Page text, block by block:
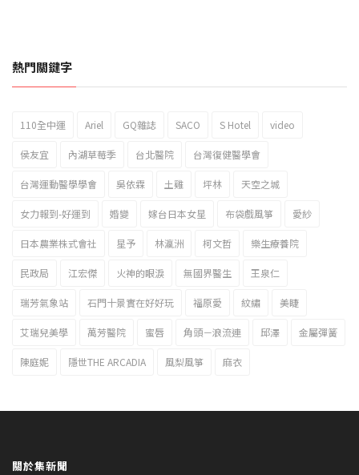
2023新北市北海岸國際風箏節「風在石起」霸氣回歸
熱門關鍵字
110全中運 Ariel GQ雜誌 SACO S Hotel video
侯友宜 內湖草莓季 台北醫院 台灣復健醫學會
台灣運動醫學學會 吳依霖 土雞 坪林 天空之城
女力報到-好運到 婚變 嫁台日本女星 布袋戲風箏 愛紗
日本農業株式會社 星予 林瀛洲 柯文哲 樂生療養院
民政局 江宏傑 火神的眼淚 無國界醫生 王泉仁
瑞芳氣象站 石門十景實在好好玩 福原愛 紋繡 美睫
艾瑞兒美學 萬芳醫院 蜜唇 角頭－浪流連 邱澤 金屬彈簧
陳庭妮 隱世THE ARCADIA 風梨風箏 麻衣
關於集新聞